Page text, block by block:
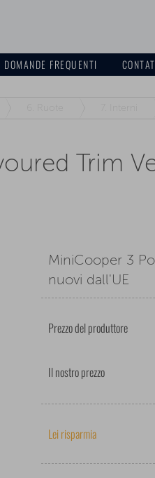
FREQUENTI
Trim
MiniCooper 3
nuovi dall'UE
Prezzo del produttore
Il nostro prezzo
Lei risparmia